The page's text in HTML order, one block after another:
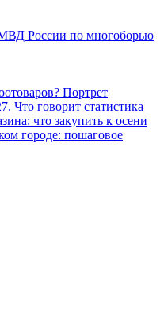
России по многоборью
Портрет
Что говорит статистика
что закупить к осени
городе: пошаговое